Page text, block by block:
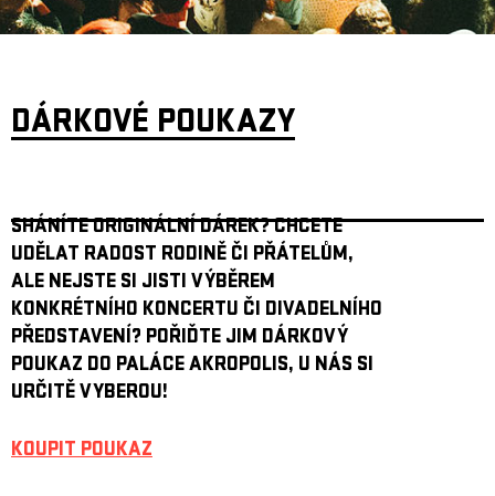
DÁRKOVÉ POUKAZY
SHÁNÍTE ORIGINÁLNÍ DÁREK? CHCETE
UDĚLAT RADOST RODINĚ ČI PŘÁTELŮM,
ALE NEJSTE SI JISTI VÝBĚREM
KONKRÉTNÍHO KONCERTU ČI DIVADELNÍHO
PŘEDSTAVENÍ? POŘIĎTE JIM DÁRKOVÝ
POUKAZ DO PALÁCE AKROPOLIS, U NÁS SI
URČITĚ VYBEROU!
KOUPIT POUKAZ